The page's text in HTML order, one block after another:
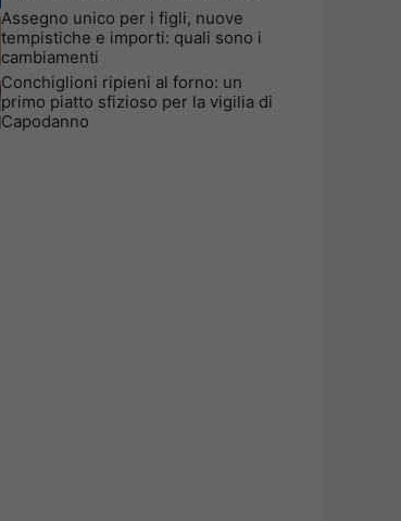
Assegno unico per i figli, nuove
tempistiche e importi: quali sono i
cambiamenti
Conchiglioni ripieni al forno: un
primo piatto sfizioso per la vigilia di
Capodanno